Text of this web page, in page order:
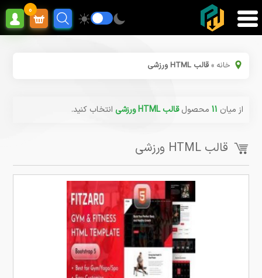
0
خانه »قالب HTML ورزشی
از میان 11 محصولقالب HTML ورزشی انتخاب کنید.
قالب HTML ورزشی